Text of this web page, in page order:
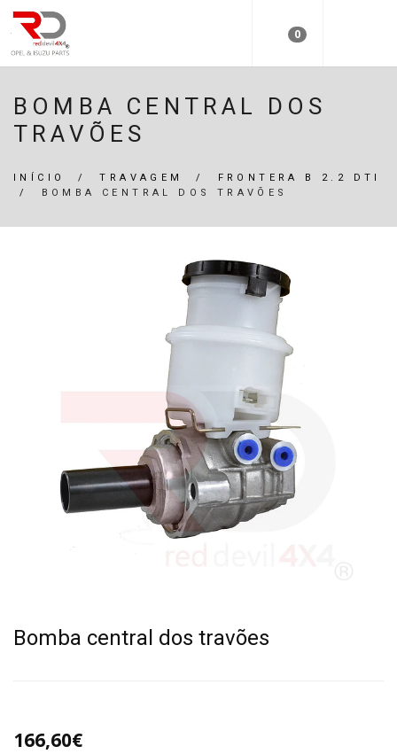
0
BOMBA CENTRAL DOS
TRAVÕES
INÍCIO /TRAVAGEM /
FRONTERA B 2.2 DTI
/
BOMBA CENTRAL DOS TRAVÕES
Bomba central dos travões
166,60€